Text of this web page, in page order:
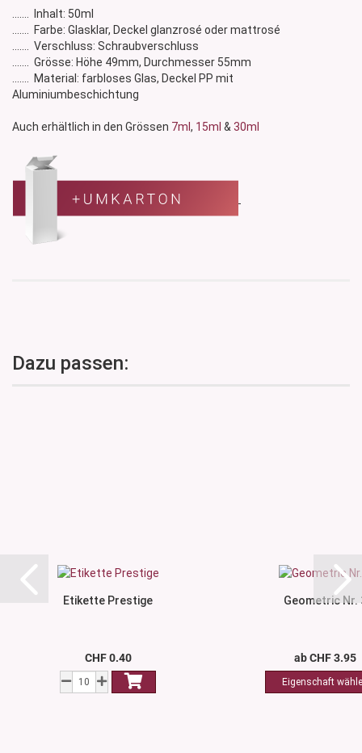
....... Inhalt: 50ml
....... Farbe: Glasklar, Deckel glanzrosé oder mattrosé
....... Verschluss: Schraubverschluss
....... Grösse: Höhe 49mm, Durchmesser 55mm
....... Material: farbloses Glas, Deckel PP mit
Aluminiumbeschichtung
Auch erhältlich in den Grössen 7ml , 15ml &30ml
Dazu passen:
Etikette Prestige
CHF 0.40
Geometric Nr.
ab CHF 3.95